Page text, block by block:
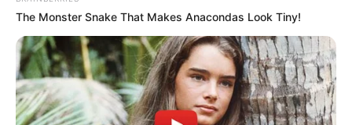
The Monster Snake That Makes Anacondas Look Tiny!